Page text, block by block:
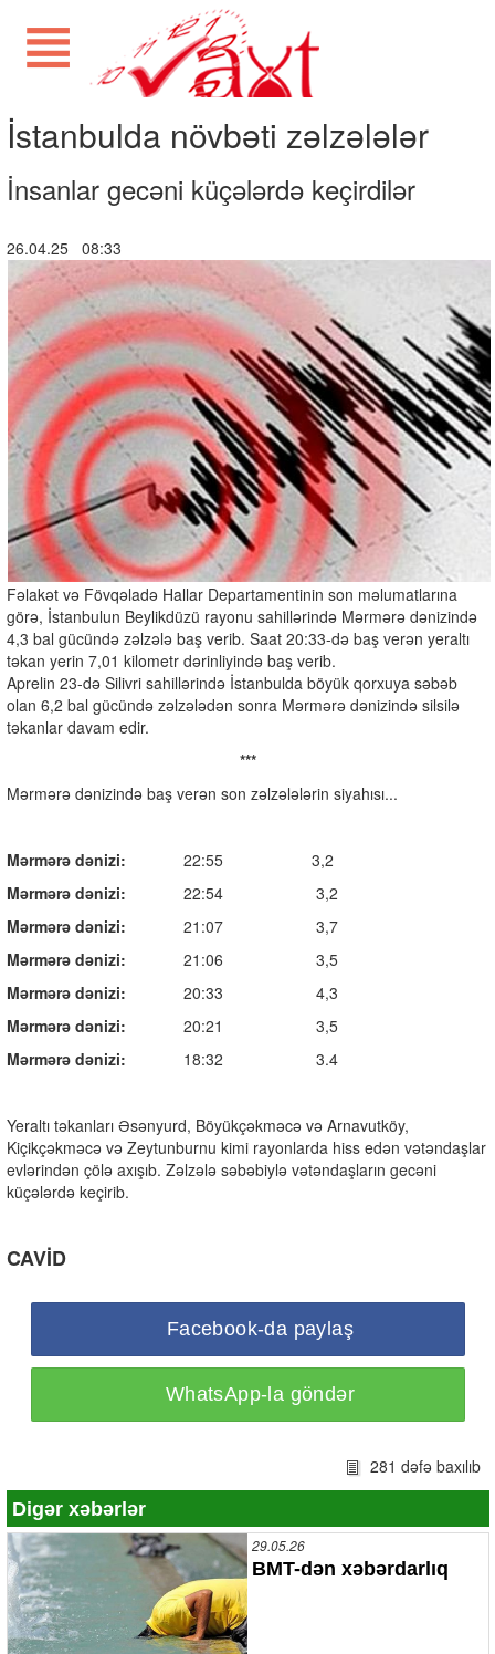
İstanbulda növbəti zəlzələlər
İnsanlar gecəni küçələrdə keçirdilər
26.04.25 08:33
Fəlakət və Fövqəladə Hallar Departamentinin son məlumatlarına
görə, İstanbulun Beylikdüzü rayonu sahillərində Mərmərə dənizində
4,3 bal gücündə zəlzələ baş verib. Saat 20:33-də baş verən yeraltı
təkan yerin 7,01 kilometr dərinliyində baş verib.
Aprelin 23-də Silivri sahillərində İstanbulda böyük qorxuya səbəb
olan 6,2 bal gücündə zəlzələdən sonra Mərmərə dənizində silsilə
təkanlar davam edir.
***
Mərmərə dənizində baş verən son zəlzələlərin siyahısı...
Mərmərə dənizi: 22:55 3,2
Mərmərə dənizi: 22:54 3,2
Mərmərə dənizi: 21:07 3,7
Mərmərə dənizi: 21:06 3,5
Mərmərə dənizi: 20:33 4,3
Mərmərə dənizi: 20:21 3,5
Mərmərə dənizi: 18:32 3.4
Yeraltı təkanları Əsənyurd, Böyükçəkməcə və Arnavutköy,
Kiçikçəkməcə və Zeytunburnu kimi rayonlarda hiss edən vətəndaşlar
evlərindən çölə axışıb. Zəlzələ səbəbiylə vətəndaşların gecəni
küçələrdə keçirib.
CAVİD
Facebook-da paylaş
WhatsApp-la göndər
281 dəfə baxılıb
Digər xəbərlər
29.05.26
BMT-dən xəbərdarlıq